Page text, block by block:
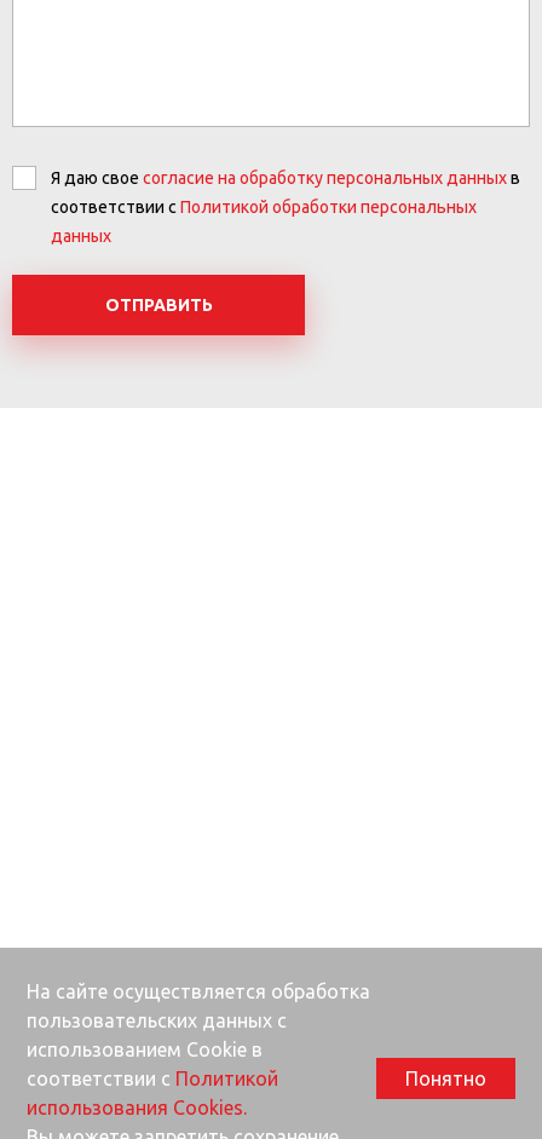
Я даю своесогласие на обработку персональных данныхв
соответствии сПолитикой обработки персональных
данных
ОТПРАВИТЬ
На сайте осуществляется обработка
пользовательских данных с
использованием Cookie в
соответствии с Политикой
использования Cookies.
Понятно